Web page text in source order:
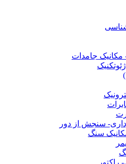
جامدات
سنجش از دور
سنگ